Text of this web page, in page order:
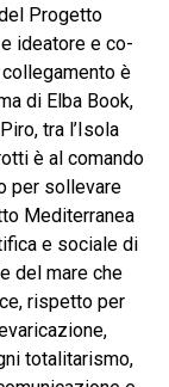
Progetto
ideatore e co-
è
di Elba Book,
tra l’Isola
è al comando
per sollevare
Mediterranea
e sociale di
del mare che
rispetto per
totalitarismo,